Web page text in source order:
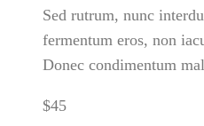
Sed rutrum, nunc
fermentum eros, non
Donec condimentum
$45